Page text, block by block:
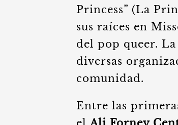
Princess” (La
sus raíces en
del pop queer.
diversas
comunidad.
Entre las